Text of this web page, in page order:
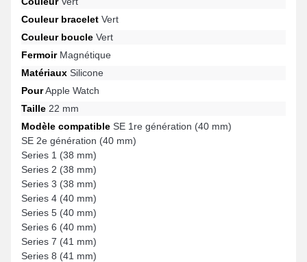
Couleur bracelet Vert
Couleur boucle Vert
FermoirMagnétique
Matériaux Silicone
PourApple Watch
Taille 22 mm
Modèle compatible SE 1re génération (40 mm)
SE 2e génération (40 mm)
Series 1 (38 mm)
Series 2 (38 mm)
Series 3 (38 mm)
Series 4 (40 mm)
Series 5 (40 mm)
Series 6 (40 mm)
Series 7 (41 mm)
Series 8 (41 mm)